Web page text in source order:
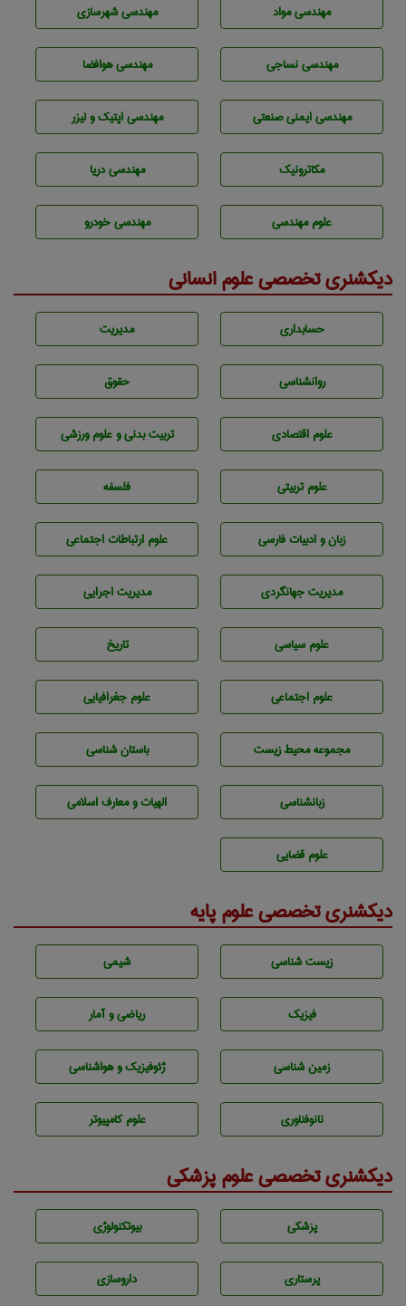
مهندسی مواد مهندسی شهرسازی
مهندسي نساجی مهندسی هوافضا
مهندسی ایمنی صنعتی مهندسی اپتیک و لیزر
مکاترونیک مهندسی دریا
علوم مهندسی مهندسی خودرو
دیکشنری تخصصی علوم انسانی
حسابداری مديريت
روانشناسی حقوق
علوم اقتصادی تربيت بدنی و علوم ورزشی
علوم تربيتی فلسفه
زبان و ادبيات فارسی علوم ارتباطات اجتماعی
مديريت جهانگردی مديريت اجرايی
علوم سياسی تاريخ
علوم اجتماعی علوم جغرافيايی
مجموعه محيط زيست باستان شناسی
زبانشناسی الهیات و معارف اسلامی
علوم قضایی
دیکشنری تخصصی علوم پایه
زيست شناسی شيمی
فیزیک ریاضی و آمار
زمين شناسی ژئوفيزيك و هواشناسی
نانوفناوری علوم کامپیوتر
دیکشنری تخصصی علوم پزشکی
پزشكی بيوتكنولوژی
پرستاری داروسازی